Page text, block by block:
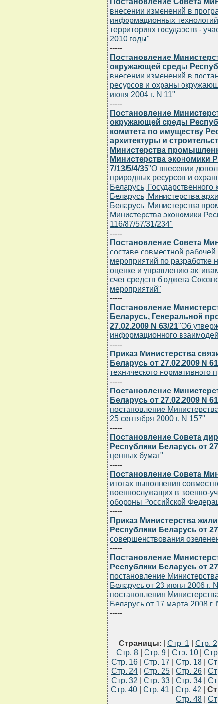
внесении изменений в
информационных
территориях государств -
2010 годы"
-----
Постановление
окружающей среды
внесении изменений в
ресурсов и охраны
июня 2004 г. N 11"
-----
Постановление
окружающей среды
комитета по имуществу
архитектуры и
Министерства
Министерства экономики
7/13/5/4/35"О внесении
природных ресурсов и
Беларусь,
Беларусь, Министерства
Беларусь, Министерства
Министерства экономики
116/87/57/31/234"
-----
Постановление Совета
составе совместной
мероприятий по разработке
оценке и управлению
счет средств бюджета
мероприятий"
-----
Постановление
Беларусь, Генеральной
27.02.2009 N 63/21"Об
информационного
-----
Приказ Министерства
Беларусь от 27.02.2009 N 61
технического нормативного
-----
Постановление
Беларусь от 27.02.2009 N 61
постановление
25 сентября 2000 г. N 157"
-----
Постановление Совета
Республики Беларусь от
ценных бумаг"
-----
Постановление Совета
итогах выполнения
военнослужащих в военно-
обороны Российской
-----
Приказ Министерства
Республики Беларусь от
совершенствования
-----
Постановление
Республики Беларусь от
постановление
Беларусь от 23 июня 2006 г.
постановления
Беларусь от 17 марта 2008 г.
-----
Страницы: | Стр. 1 | Стр. 2
Стр. 8| Стр. 9| Стр. 10|
Стр. 16 | Стр. 17 | Стр. 18 |
Стр. 24 | Стр. 25 | Стр. 26 |
Стр. 32 | Стр. 33 | Стр. 34 |
Стр. 40 | Стр. 41 | Стр. 42 |
Стр. 48 |